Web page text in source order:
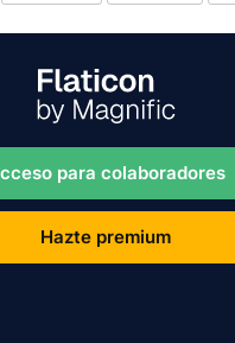
para colaboradores
Hazte premium